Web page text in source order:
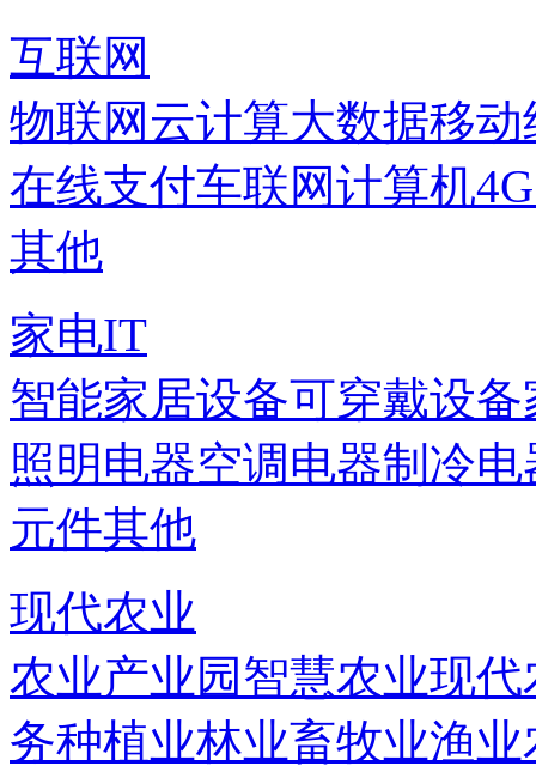
互联网
物联网 云计算大数据移动
在线支付车联网计算机
其他
家电IT
智能家居设备可穿戴设备
照明电器空调电器制冷电
元件其他
现代农业
农业产业园智慧农业现代
务种植业林业畜牧业渔业